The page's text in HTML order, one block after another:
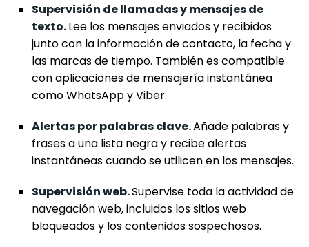
Supervisión de llamadas y mensajes de
texto.Lee los mensajes enviados y recibidos
junto con la información de contacto, la fecha y
las marcas de tiempo. También es compatible
con aplicaciones de mensajería instantánea
como WhatsApp y Viber.
Alertas por palabras clave.Añade palabras y
frases a una lista negra y recibe alertas
instantáneas cuando se utilicen en los mensajes.
Supervisión web.Supervise toda la actividad de
navegación web, incluidos los sitios web
bloqueados y los contenidos sospechosos.